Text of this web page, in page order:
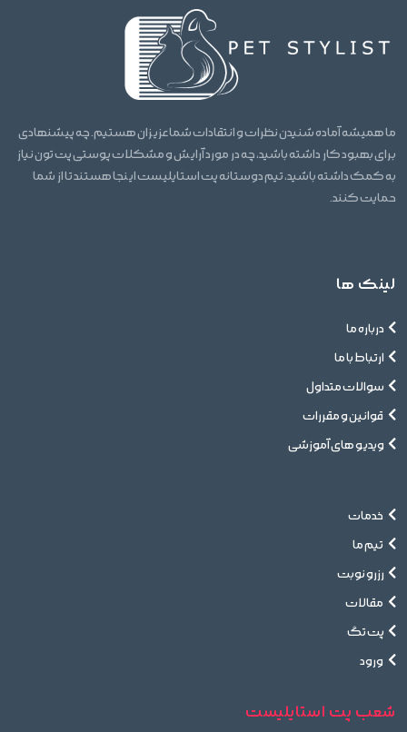
ما همیشه آماده شنیدن نظرات و انتقادات شما عزیزان هستیم. چه پیشنهادی
برای بهبود کار داشته باشید، چه در مورد آرایش و مشکلات پوستی پت تون نیاز
به کمک داشته باشید، تیم دوستانه پت استایلیست اینجا هستند تا از شما
حمایت کنند.
لینک ها
درباره ما
ارتباط با ما
سوالات متداول
قوانین و مقررات
ویدیو های آموزشی
خدمات
تیم ما
رزرو نوبت
مقالات
پت تگ
ورود
شعب پت استایلیست